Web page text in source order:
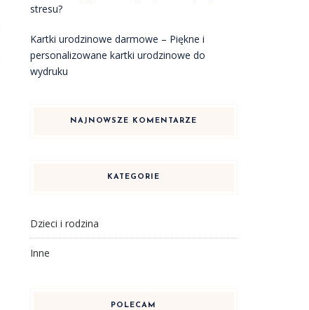
stresu?
Kartki urodzinowe darmowe – Piękne i
personalizowane kartki urodzinowe do
wydruku
NAJNOWSZE KOMENTARZE
KATEGORIE
Dzieci i rodzina
Inne
POLECAM